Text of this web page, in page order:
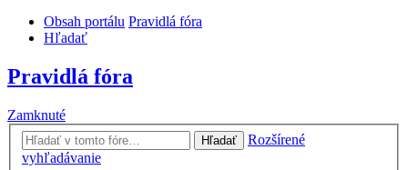
Obsah portálu Pravidlá fóra
Hľadať
Pravidlá fóra
Zamknuté
Hľadať
Rozšírené
vyhľadávanie